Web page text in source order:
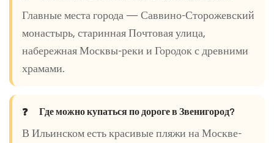
Главные места города — Саввино-Сторожевский
монастырь, старинная Почтовая улица,
набережная Москвы-реки и Городок с древними
храмами.
Где можно купаться по дороге в Звенигород?
В Ильинском есть красивые пляжи на Москве-